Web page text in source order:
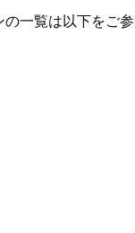
一覧は以下をご参